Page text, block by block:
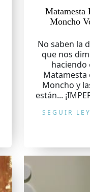
Matamesta
Moncho
No saben la
que nos
haciendo
Matamesta
Moncho y
están...
SEGUIR